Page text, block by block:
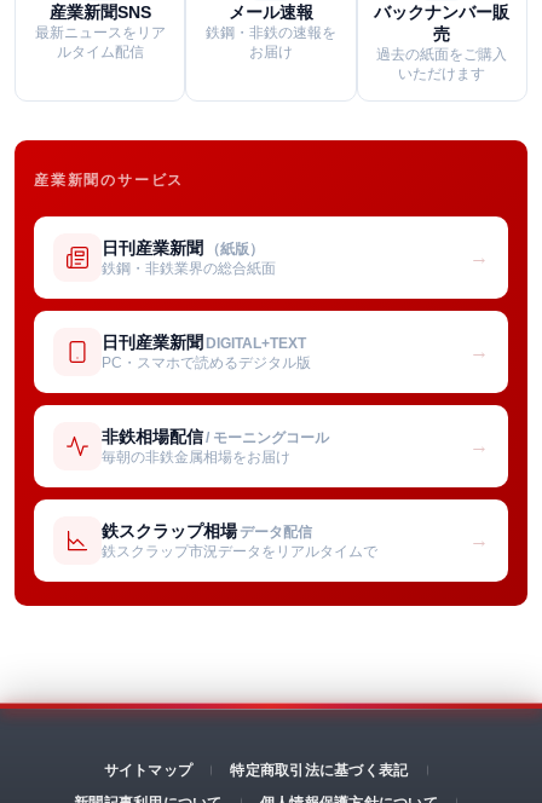
産業新聞SNS
最新ニュースをリア
ルタイム配信
メール速報
鉄鋼・非鉄の速報を
お届け
バックナンバー販
売
過去の紙面をご購入
いただけます
産業新聞のサービス
日刊産業新聞 （紙版）
鉄鋼・非鉄業界の総合紙面
→
日刊産業新聞 DIGITAL+TEXT
PC・スマホで読めるデジタル版
→
非鉄相場配信/ モーニングコール
毎朝の非鉄金属相場をお届け
→
鉄スクラップ相場 データ配信
鉄スクラップ市況データをリアルタイムで
→
サイトマップ
特定商取引法に基づく表記